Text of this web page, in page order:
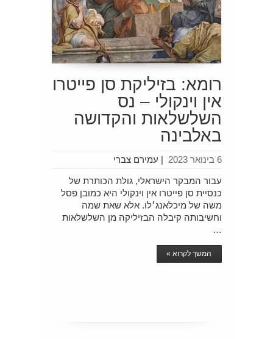
רומא: בזיליקת סן פייטרו
אין וינקולי – נס
השלשלאות והקדושה
באלבינה
עמירם צברי | 6 בינואר 2023
עבור המבקר הישראלי, גולת הכותרת של
כנסיית סן פייטרו אין וינקולי היא כמובן פסל
משה של מיכלאנג׳לו. אלא שאת שמה
וחשיבותה קיבלה הבזיליקה מן השלשלאות
…
המשך לקרוא »